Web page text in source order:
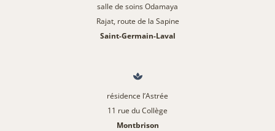
salle de soins Odamaya
Rajat, route de la Sapine
Saint-Germain-Laval
résidence l’Astrée
11 rue du Collège
Montbrison